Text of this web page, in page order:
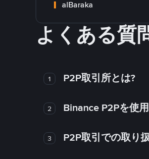
alBaraka
よくある質
1 P2P取引所とは?
2 Binance P2Pを使
3 P2P取引での取り